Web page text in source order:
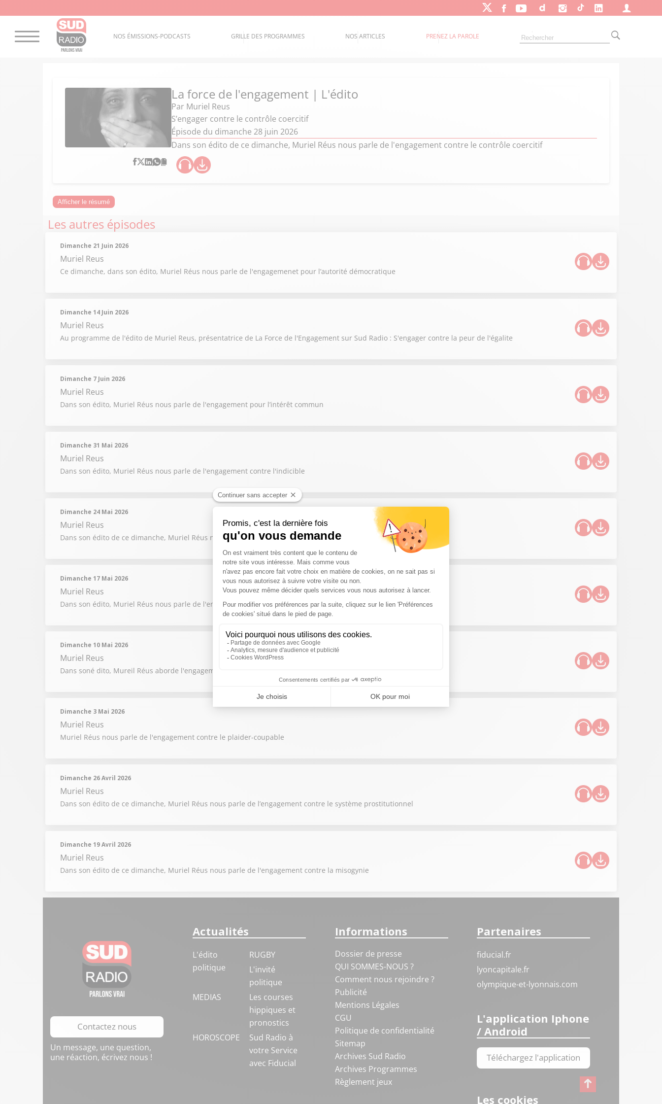
NOS ÉMISSIONS-PODCASTS GRILLE DES PROGRAMMES NOS ARTICLES PRENEZ LA PAROLE
La force de l'engagement | L'édito
Par Muriel Reus
S’engager contre le contrôle coercitif
Épisode du dimanche 28 juin 2026
Dans son édito de ce dimanche, Muriel Réus nous parle de l'engagement contre le contrôle coercitif
Afficher le résumé
Les autres épisodes
Dimanche 21 Juin 2026
Muriel Reus
Ce dimanche, dans son édito, Muriel Réus nous parle de l'engagemenet pour l’autorité démocratique
Dimanche 14 Juin 2026
Muriel Reus
Au programme de l'édito de Muriel Reus, présentatrice de La Force de l'Engagement sur Sud Radio : S'engager contre la peur de l'égalite
Dimanche 7 Juin 2026
Muriel Reus
Dans son édito, Muriel Réus nous parle de l'engagement pour l’intérêt commun
Dimanche 31 Mai 2026
Muriel Reus
Dans son édito, Muriel Réus nous parle de l'engagement contre l'indicible
Dimanche 24 Mai 2026
Muriel Reus
Dans son édito de ce dimanche, Muriel Réus nous parle de l'engagement pour des prisons dignes
Dimanche 17 Mai 2026
Muriel Reus
Dans son édito, Muriel Réus nous parle de l'engagement contre le sexisme
Dimanche 10 Mai 2026
Muriel Reus
Dans soné dito, Mureil Réus aborde l'engagement contre le réarmement démographique au micro de Muriel Réus
Dimanche 3 Mai 2026
Muriel Reus
Muriel Réus nous parle de l'engagement contre le plaider-coupable
Dimanche 26 Avril 2026
Muriel Reus
Dans son édito de ce dimanche, Muriel Réus nous parle de l’engagement contre le système prostitutionnel
Dimanche 19 Avril 2026
Muriel Reus
Dans son édito de ce dimanche, Muriel Réus nous parle de l'engagement contre la misogynie
Contactez nous
Un message, une question,
une réaction, écrivez nous !
Actualités
L'édito
politique
RUGBY
L'invité
politique
MEDIAS
Les courses
hippiques et
pronostics
HOROSCOPE
Sud Radio à
votre Service
avec Fiducial
Informations
Dossier de presse
QUI SOMMES-NOUS ?
Comment nous rejoindre ?
Publicité
Mentions Légales
CGU
Politique de confidentialité
Sitemap
Archives Sud Radio
Archives Programmes
Règlement jeux
Partenaires
fiducial.fr
lyoncapitale.fr
olympique-et-lyonnais.com
L'application Iphone
/ Android
Téléchargez l'application
Les cookies